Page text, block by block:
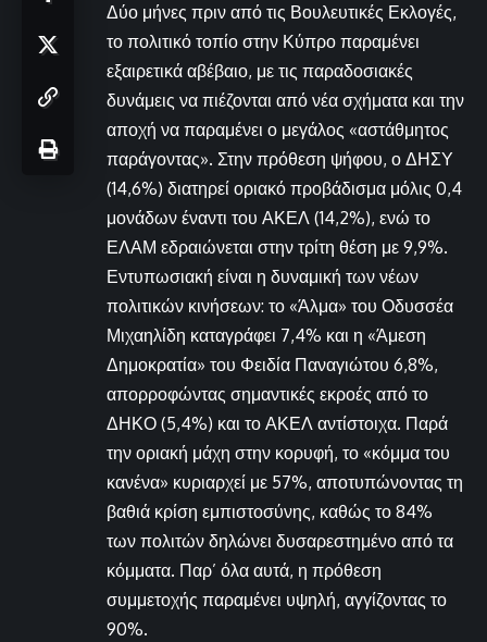
Δύο μήνες πριν από τις Βουλευτικές Εκλογές,
το πολιτικό τοπίο στην Κύπρο παραμένει
εξαιρετικά αβέβαιο, με τις παραδοσιακές
δυνάμεις να πιέζονται από νέα σχήματα και την
αποχή να παραμένει ο μεγάλος «αστάθμητος
παράγοντας». Στην πρόθεση ψήφου, ο ΔΗΣΥ
(14,6%) διατηρεί οριακό προβάδισμα μόλις 0,4
μονάδων έναντι του ΑΚΕΛ (14,2%), ενώ το
ΕΛΑΜ εδραιώνεται στην τρίτη θέση με 9,9%.
Εντυπωσιακή είναι η δυναμική των νέων
πολιτικών κινήσεων: το «Άλμα» του Οδυσσέα
Μιχαηλίδη καταγράφει 7,4% και η «Άμεση
Δημοκρατία» του Φειδία Παναγιώτου 6,8%,
απορροφώντας σημαντικές εκροές από το
ΔΗΚΟ (5,4%) και το ΑΚΕΛ αντίστοιχα. Παρά
την οριακή μάχη στην κορυφή, το «κόμμα του
κανένα» κυριαρχεί με 57%, αποτυπώνοντας τη
βαθιά κρίση εμπιστοσύνης, καθώς το 84%
των πολιτών δηλώνει δυσαρεστημένο από τα
κόμματα. Παρ’ όλα αυτά, η πρόθεση
συμμετοχής παραμένει υψηλή, αγγίζοντας το
90%.